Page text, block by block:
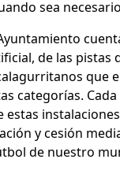
sea
de las pistas
que
categorías. Cada
estas
y cesión
de nuestro